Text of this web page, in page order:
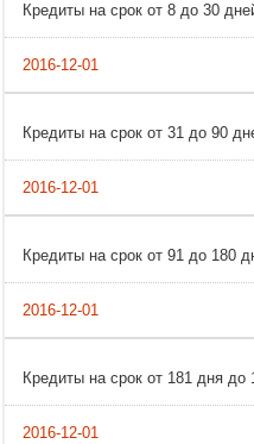
Кредиты на срок от 8 до 30
Кредиты на срок от 31 до 90
Кредиты на срок от 91 до 180
Кредиты на срок от 181 дня до